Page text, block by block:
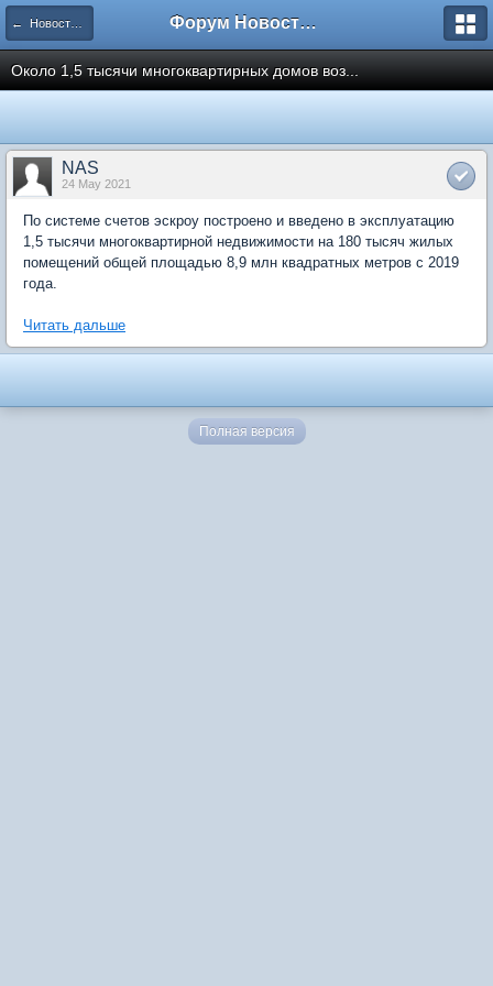
← Новости рынка недвижимости Форум Новостройки
Около 1,5 тысячи многоквартирных домов воз...
NAS
24 May 2021
По системе счетов эскроу построено и введено в эксплуатацию
1,5 тысячи многоквартирной недвижимости на 180 тысяч жилых
помещений общей площадью 8,9 млн квадратных метров с 2019
года.
Читать дальше
Полная версия